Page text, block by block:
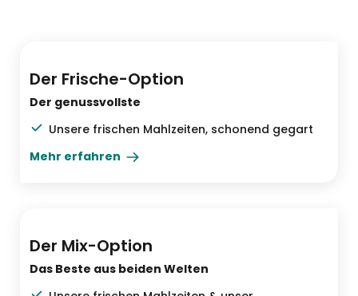
Das Beste vom Besten
Der Frische-Option
Der genussvollste
Unsere frischen Mahlzeiten, schonend gegart
Mehr erfahren
Praktisch & abwechslungsreich
Der Mix-Option
Das Beste aus beiden Welten